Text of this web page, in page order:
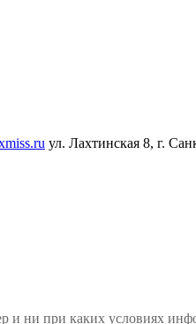
ул. Лахтинская 8, г.
и ни при каких условиях